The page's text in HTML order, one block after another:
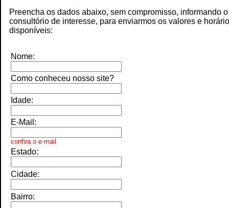
Preencha os dados abaixo, sem compromisso, informando o
consultório de interesse, para enviarmos os valores e
disponíveis:
Nome:
Como conheceu nosso site?
Idade:
E-Mail:
confira o e-mail
Estado:
Cidade:
Bairro: